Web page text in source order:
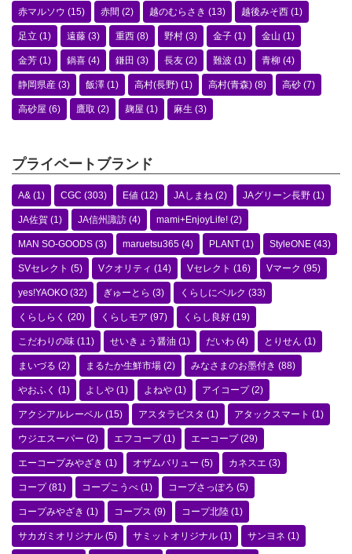
赤マルソウ (15) 赤間 (2) 越のむらさき (13) 越後みそ西 (1)
足立 (1) 遠藤 (3) 重西 (8) 野村 (3) 金子 (1) 金山 (1)
金芳 (1) 鍋喜 (4) 鎌田 (3) 長友 (2) 難波 (1) 青柳 (4)
静岡県産 (3) 飯澤 (1) 高村(長野) (1) 高村(青森) (8) 高砂 (7)
高砂屋 (6) 鷹取 (2) 麹屋 (1) 麻生 (3)
プライベートブランド
A& (1) CGC (303) E値 (12) JAしまね (2) JAグリーン長野 (1)
JA佐賀 (1) JA信州諏訪 (4) mami+EnjoyLife! (2)
MAN SO-GOODS (3) maruetsu365 (4) PLANT (1) StyleONE (43)
SVセレクト (5) Vクオリティ (14) Vセレクト (16) Vマーク (95)
yes!YAOKO (32) ぎゅーとら (3) くらしにベルク (33)
くらしらく (20) くらしモア (97) くらし良好 (19)
こだわりの味 (11) せいきょう醤油 (1) だいわ (4) とりせん (1)
まいづる (2) まるたか生鮮市場 (2) みなさまのお墨付き (88)
やおふく (1) よしや (1) よねや (1) アイコープ(2)
アクシアルレーベル (15) アスタラビスタ (1) アタックスマート (1)
ウジエスーパー (2) エフコープ(1) エーコープ(29)
エーコープみやざき (1) オザムバリュー (5) カネスエ (3)
コープ(81) コープこうべ (1) コープさっぽろ (5)
コープみやざき (1) コープス (9) コープ北陸 (1)
サカガミオリジナル (5) サミットオリジナル (1) サンヨネ (1)